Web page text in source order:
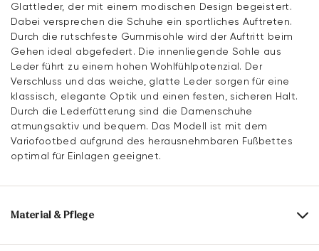
Glattleder, der mit einem modischen Design begeistert.
Dabei versprechen die Schuhe ein sportliches Auftreten.
Durch die rutschfeste Gummisohle wird der Auftritt beim
Gehen ideal abgefedert. Die innenliegende Sohle aus
Leder führt zu einem hohen Wohlfühlpotenzial. Der
Verschluss und das weiche, glatte Leder sorgen für eine
klassisch, elegante Optik und einen festen, sicheren Halt.
Durch die Lederfütterung sind die Damenschuhe
atmungsaktiv und bequem. Das Modell ist mit dem
Variofootbed aufgrund des herausnehmbaren Fußbettes
optimal für Einlagen geeignet.
Material & Pflege
Produktionsgrößengang: EU-Größen